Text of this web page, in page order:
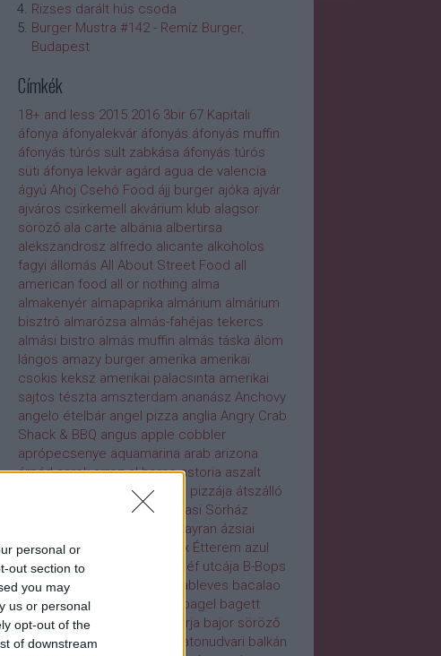
personal or
out section to
you may
us or personal
opt-out of the
of downstream
Rizses darált hús csoda
Burger Mustra #142 - Remíz Burger,
Budapest
Címkék
18+ and less 2015 2016 3bir 67 Kapitali
áfonya áfonyalekvár áfonyás áfonyás muffin
áfonyás túrós sült zabkása áfonyás túrós
süti áfonya lekvár agárd agua de valencia
ágyú Ahoj Csehó Food ájj burger ajóka ajvár
ajváros csirkemell akvárium klub alagsor
söröző ala carte albánia albertirsa
alekszandrosz alfredo alicante alkoholos
fagyi állomás All About Street Food all
american food all or nothing alma
almakenyér almapaprika almárium almárium
bisztró almarózsa almás-fahéjas tekercs
almási bistro almás muffin almás táska álom
lángos amazy burger amerika amerikai
csokis keksz amerikai palacsinta amerikai
sajtos tészta amszterdam ananász Anchovy
angelo ételbár angel pizza anglia Angry Crab
Shack & BBQ angus apple cobbler
aprópecsenye aquamarina arab arizona
árpád sarok arroz al horno astoria aszalt
aszalt vörösáfonya ati pizzája átszálló
ausztria
Avasi Sörház
ayran ázsiai
ázsiai pacal
Azteca Tex-Mex Étterem azul
hotel A Puteca d a Pizza a séf utcája B-Bops
baans kitchen
bableves bacalao
al pil-pil bacon bagel bagett
bajorkáposzta főtt-füstölt tarja bajor söröző
balaton balatonszemes balatonudvari balkán